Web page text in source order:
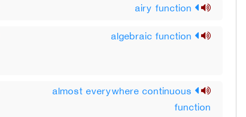
almost everywhere continuous
function